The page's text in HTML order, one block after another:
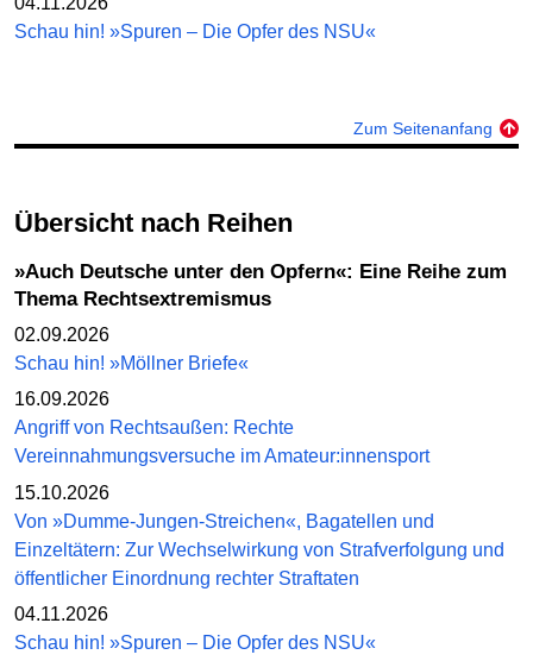
Schau hin! »Spuren – Die Opfer des NSU«
Zum Seitenanfang
Übersicht nach Reihen
»Auch Deutsche unter den Opfern«: Eine Reihe zum
Thema Rechtsextremismus
02.09.2026
Schau hin! »Möllner Briefe«
16.09.2026
Angriff von Rechtsaußen: Rechte
Vereinnahmungsversuche im Amateur:innensport
15.10.2026
Von »Dumme-Jungen-Streichen«, Bagatellen und
Einzeltätern: Zur Wechselwirkung von Strafverfolgung und
öffentlicher Einordnung rechter Straftaten
04.11.2026
Schau hin! »Spuren – Die Opfer des NSU«